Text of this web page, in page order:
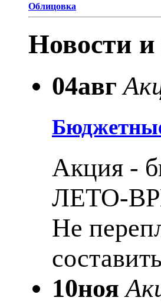
Облицовка
Новости
04авг
Акция -
ЛЕТО-
Не
10ноя